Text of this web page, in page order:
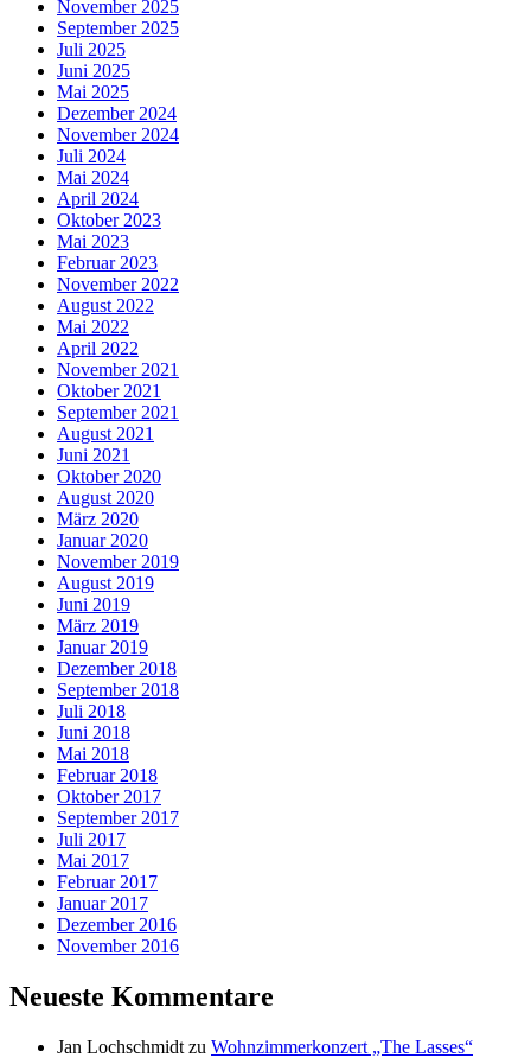
November 2025
September 2025
Juli 2025
Juni 2025
Mai 2025
Dezember 2024
November 2024
Juli 2024
Mai 2024
April 2024
Oktober 2023
Mai 2023
Februar 2023
November 2022
August 2022
Mai 2022
April 2022
November 2021
Oktober 2021
September 2021
August 2021
Juni 2021
Oktober 2020
August 2020
März 2020
Januar 2020
November 2019
August 2019
Juni 2019
März 2019
Januar 2019
Dezember 2018
September 2018
Juli 2018
Juni 2018
Mai 2018
Februar 2018
Oktober 2017
September 2017
Juli 2017
Mai 2017
Februar 2017
Januar 2017
Dezember 2016
November 2016
Neueste Kommentare
Jan Lochschmidt zu Wohnzimmerkonzert „The Lasses“